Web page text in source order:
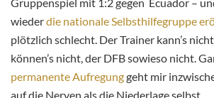
wiederdie nationale Selbsthilfegruppe
plötzlich schlecht. Der Trainer kann’s
können’s nicht, der DFB sowieso nicht.
permanente Aufregunggeht mir
auf die Nerven als die Niederlage selbst.